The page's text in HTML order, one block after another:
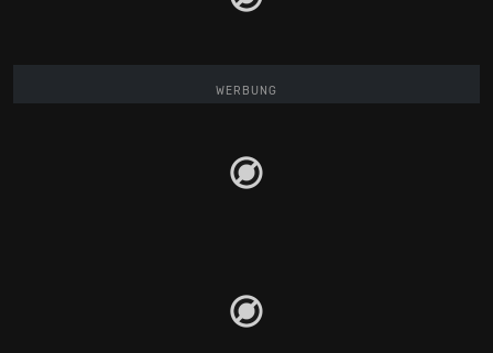
WERBUNG